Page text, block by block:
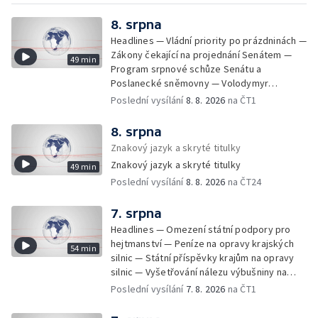
49 min
8. srpna
Headlines — Vládní priority po prázdninách —
Zákony čekající na projednání Senátem —
Program srpnové schůze Senátu a
Poslanecké sněmovny — Volodymyr
Zelenskyj jednal poprvé v Bělehradě —
provoz nelegálních domovů pro seniory —
Populace Česka stárne — Čekací lhůty na
přijetí do domovů pro seniory — Tisza
vybrala kandidáta na prezidenta — Tréninky
soutěžních párů StarDance — Následky
Prahou prošel průvod hrdosti na podporu
sexuálních menšin — Snazší vrácení zboží —
Pátrání na jezeře Most — Bezpečnost na
paddleboardech — Češi hledají chladnější
destinace — Kolik zaplatí Češi za dovolenou
— Cestování se zvířaty — Turistický nápor na
Šumavu — Demolice budovy ve Zlíně —
Poslední vysílání8. 8. 2026 na ČT1
49 min
8. srpna
Znakový jazyk a skryté titulky
Znakový jazyk a skryté titulky
Poslední vysílání8. 8. 2026 na ČT24
54 min
7. srpna
Headlines — Omezení státní podpory pro
hejtmanství — Peníze na opravy krajských
silnic — Státní příspěvky krajům na opravy
silnic — Vyšetřování nálezu výbušniny na
letišti v Lipsku — Pasové kontroly spojů mezi
budovy ve Zlíně — Pohřeb Milana Knížáka —
Poslední vysílání 7. 8. 2026 na ČT1